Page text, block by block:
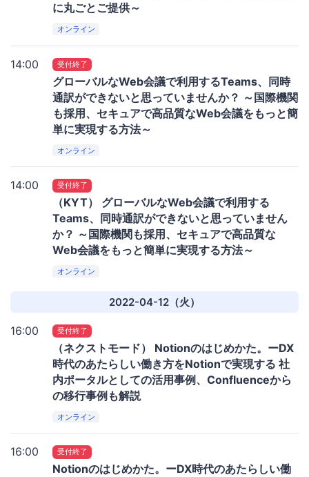
に丸ごとご提供～
オンライン
14:00 受付終了
グローバルなWeb会議で利用するTeams、同時
通訳ができないと思っていませんか？ ～国際機関
も採用、セキュアで高品質なWeb会議をもっと簡
単に実現する方法～
オンライン
14:00 受付終了
（KYT） グローバルなWeb会議で利用する
Teams、同時通訳ができないと思っていません
か？ ～国際機関も採用、セキュアで高品質な
Web会議をもっと簡単に実現する方法～
オンライン
2022-04-12（火）
16:00 受付終了
（ネクストモード） Notionのはじめかた。ーDX
時代のあたらしい働き方をNotionで実現する 社
内ポータルとしての活用事例、Confluenceから
の移行事例も解説
オンライン
16:00 受付終了
Notionのはじめかた。ーDX時代のあたらしい働